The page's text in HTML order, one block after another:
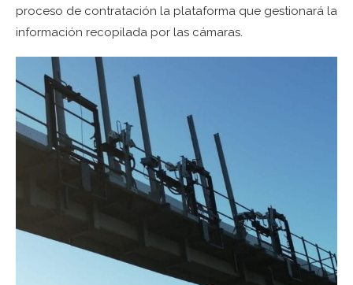
proceso de contratación la plataforma que gestionará la
información recopilada por las cámaras.